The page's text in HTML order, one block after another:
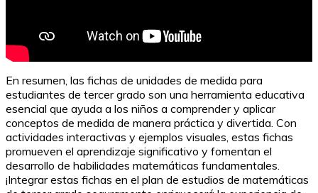
En resumen, las fichas de unidades de medida para
estudiantes de tercer grado son una herramienta educativa
esencial que ayuda a los niños a comprender y aplicar
conceptos de medida de manera práctica y divertida. Con
actividades interactivas y ejemplos visuales, estas fichas
promueven el aprendizaje significativo y fomentan el
desarrollo de habilidades matemáticas fundamentales.
¡Integrar estas fichas en el plan de estudios de matemáticas